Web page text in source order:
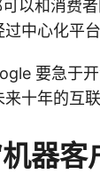
以和消费
中心化平台
要急于
十年的互联
器客